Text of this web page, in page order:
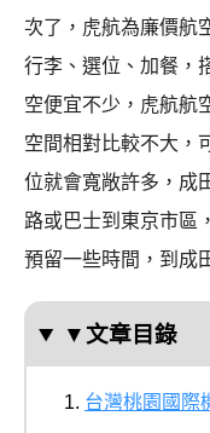
次了，虎航為廉價航
行李、選位、加餐，
空便宜不少，虎航航
空間相對比較不大，
位就會寬敞許多，成
路或巴士到東京市區
預留一些時間，到成
▼文章目錄
台灣桃園國際